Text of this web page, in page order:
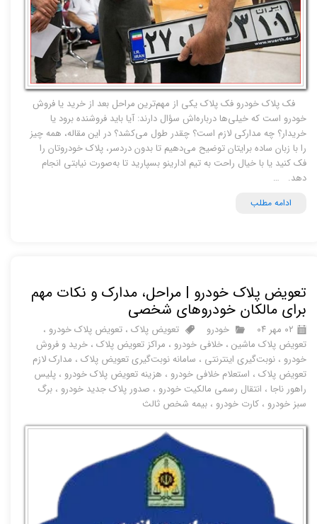
فک پلاک خودرو فک پلاک یکی از مهم‌ترین مراحل بعد از خرید یا فروش
خودرو است که خیلی‌ها درباره‌اش سؤال دارند: آیا باید فروشنده برود یا
خریدار؟ چه مدارکی لازم است؟ چقدر طول می‌کشد؟ در این مقاله، همه چیز
را با زبان ساده برایتان توضیح می‌دهیم تا بدون دردسر، پلاک خودروتان را
فک کنید یا با خیال راحت به تیم ادارینو بسپارید تا به‌صورت نیابتی انجام
دهد. …
ادامه مطلب
تعویض پلاک خودرو | مراحل، مدارک و نکات مهم
برای مالکان خودروهای شخصی
۰۲ مهر ۰۴ خودرو تعویض پلاک ،تعویض پلاک خودرو ،
تعویض پلاک ماشین ،خلافی خودرو ، مراکز تعویض پلاک ،خرید و فروش
خودرو ،نوبت‌گیری اینترنتی ، سامانه نوبت‌گیری تعویض پلاک ، مدارک لازم
تعویض پلاک ، استعلام خلافی خودرو ، هزینه تعویض پلاک خودرو ،پلیس
راهور ناجا ، انتقال رسمی مالکیت خودرو ، صدور پلاک جدید خودرو ،برگ
سبز خودرو ،کارت خودرو ،بیمه شخص ثالث